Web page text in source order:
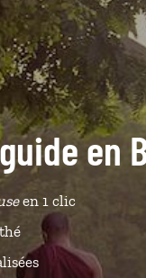
en
en 1 clic